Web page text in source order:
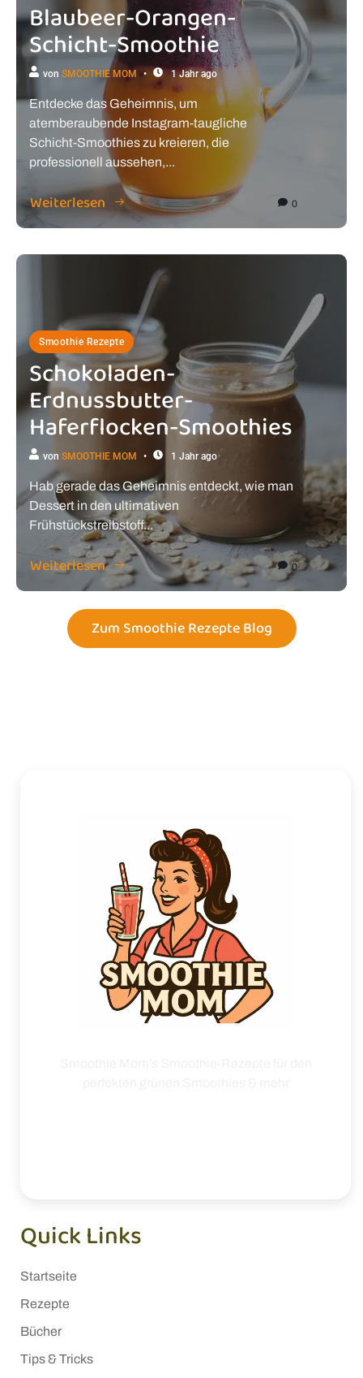
Blaubeer-Orangen-
Schicht-Smoothie
vonSMOOTHIE MOM 1 Jahr ago
Entdecke das Geheimnis, um
atemberaubende Instagram-taugliche
Schicht-Smoothies zu kreieren, die
professionell aussehen,...
Weiterlesen 0
Smoothie Rezepte
Schokoladen-
Erdnussbutter-
Haferflocken-Smoothies
vonSMOOTHIE MOM 1 Jahr ago
Hab gerade das Geheimnis entdeckt, wie man
Dessert in den ultimativen
Frühstückstreibstoff...
Weiterlesen 0
Zum Smoothie Rezepte Blog
Quick Links
Startseite
Rezepte
Bücher
Tips & Tricks